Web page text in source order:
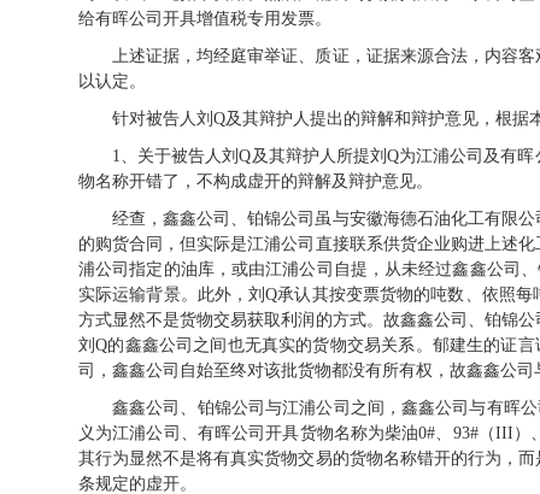
给有晖公司开具增值税专用发票。
上述证据，均经庭审举证、质证，证据来源合法，内容
以认定。
针对被告人刘Q及其辩护人提出的辩解和辩护意见，根据
1、关于被告人刘Q及其辩护人所提刘 Q为江浦公司及有
物名称开错了，不构成虚开的辩解及辩护意见。
经查，鑫鑫公司、铂锦公司虽与安徽海德石油化工有限
的购货合同，但实际是江浦公司直接联系供货企业购进上述
浦公司指定的油库，或由江浦公司自提，从未经过鑫鑫公司
实际运输背景。此外，刘Q承认其按变票货物的吨数、依照
方式显然不是货物交易获取利润的方式。故鑫鑫公司、铂锦
刘Q的鑫鑫公司之间也无真实的货物交易关系。郁建生的证
司，鑫鑫公司自始至终对该批货物都没有所有权，故鑫鑫公
鑫鑫公司、铂锦公司与江浦公司之间，鑫鑫公司与有晖
义为江浦公司、有晖公司开具货物名称为柴油0#、93#（III
其行为显然不是将有真实货物交易的货物名称错开的行为，
条规定的虚开。